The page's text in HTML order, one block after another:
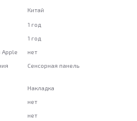
Китай
1 год
1 год
Apple
нет
Сенсорная панель
Накладка
нет
нет